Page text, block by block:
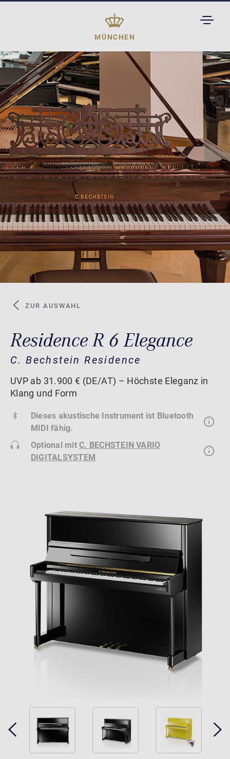
MÜNCHEN
ZUR AUSWAHL
Residence R 6 Elegance
C. Bechstein Residence
UVP ab 31.900 € (DE/AT) – Höchste Eleganz in
Klang und Form
Dieses akustische Instrument ist Bluetooth
MIDI fähig.
Optional mitC. BECHSTEIN VARIO
DIGITALSYSTEM